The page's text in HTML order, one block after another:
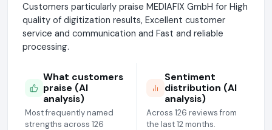
Customers particularly praise MEDIAFIX GmbH for High
quality of digitization results, Excellent customer
service and communication and Fast and reliable
processing.
What customers
praise (AI
analysis)
Most frequently named
strengths across 126
Sentiment
distribution (AI
analysis)
Across 126 reviews from
the last 12 months.